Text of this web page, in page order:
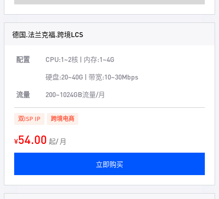
德国.法兰克福.跨境LCS
配置
CPU:1~2核 | 内存:1~4G
硬盘:20~40G | 带宽:10~30Mbps
流量
200~1024GB流量/月
双ISP IP 跨境电商
¥54.00 起/ 月
立即购买